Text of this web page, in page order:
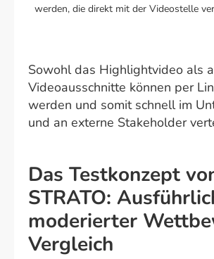
werden, die direkt mit der Videostelle
Sowohl das Highlightvideo als
Videoausschnitte können per
werden und somit schnell im
und an externe Stakeholder
Das Testkonzept
STRATO:
moderierter
Vergleich